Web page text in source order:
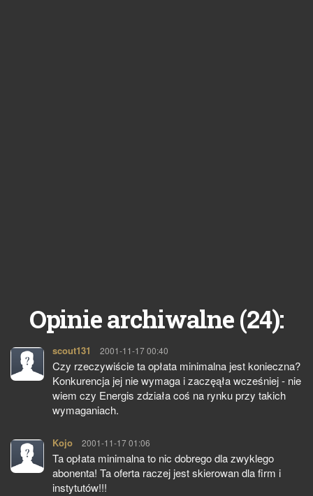
Opinie archiwalne (24):
scout131 pisze:
2001-11-17 00:40
Czy rzeczywiście ta opłata minimalna jest konieczna?
Konkurencja jej nie wymaga i zaczęąła wcześniej - nie
wiem czy Energis zdziała coś na rynku przy takich
wymaganiach.
Kojo pisze:
2001-11-17 01:06
Ta opłata minimalna to nic dobrego dla zwyklego
abonenta! Ta oferta raczej jest skierowan dla firm i
instytutów!!!